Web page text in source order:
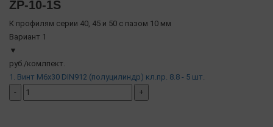
ZP-10-1S
К профилям серии 40, 45 и 50 с пазом 10 мм
Вариант 1
▼
руб./комлпект.
1. Винт М6х30 DIN912 (полуцилиндр) кл.пр. 8.8 - 5 шт.
-
+